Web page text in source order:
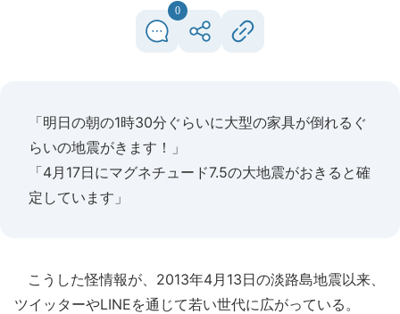
0
「明日の朝の1時30分ぐらいに大型の家具が倒れるぐ
らいの地震がきます！」
「4月17日にマグネチュード7.5の大地震がおきると確
定しています」
こうした怪情報が、2013年4月13日の淡路島地震以来、
ツイッターやLINEを通じて若い世代に広がっている。